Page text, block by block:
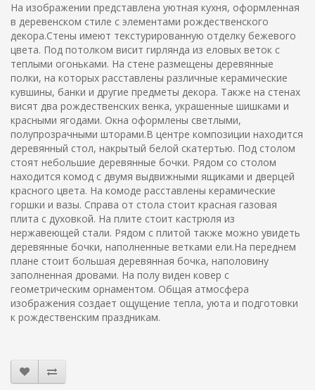
На изображении представлена уютная кухня, оформленная
в деревенском стиле с элементами рождественского
декора.Стены имеют текстурированную отделку бежевого
цвета. Под потолком висит гирлянда из еловых веток с
теплыми огоньками. На стене размещены деревянные
полки, на которых расставлены различные керамические
кувшины, банки и другие предметы декора. Также на стенах
висят два рождественских венка, украшенные шишками и
красными ягодами. Окна оформлены светлыми,
полупрозрачными шторами.В центре композиции находится
деревянный стол, накрытый белой скатертью. Под столом
стоят небольшие деревянные бочки. Рядом со столом
находится комод с двумя выдвижными ящиками и дверцей
красного цвета. На комоде расставлены керамические
горшки и вазы. Справа от стола стоит красная газовая
плита с духовкой. На плите стоит кастрюля из
нержавеющей стали. Рядом с плитой также можно увидеть
деревянные бочки, наполненные ветками ели.На переднем
плане стоит большая деревянная бочка, наполовину
заполненная дровами. На полу виден ковер с
геометрическим орнаментом. Общая атмосфера
изображения создает ощущение тепла, уюта и подготовки
к рождественским праздникам.